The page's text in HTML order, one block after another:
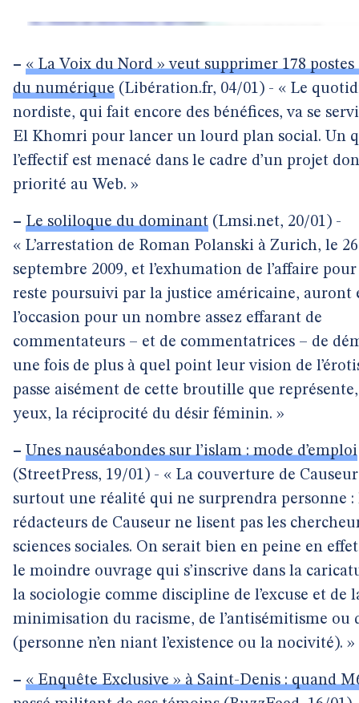
– « La Voix du Nord » veut supprimer 178 postes
du numérique (Libération.fr, 04/01) - « Le
nordiste, qui fait encore des bénéfices, va se
El Khomri pour lancer un lourd plan social. Un
l’effectif est menacé dans le cadre d’un projet
priorité au Web. »
– Le soliloque du dominant (Lmsi.net, 20/01) -
« L’arrestation de Roman Polanski à Zurich, le 26
septembre 2009, et l’exhumation de l’affaire
reste poursuivi par la justice américaine, auront
l’occasion pour un nombre assez effarant de
commentateurs – et de commentatrices – de
une fois de plus à quel point leur vision de
passe aisément de cette broutille que
yeux, la réciprocité du désir féminin. »
– Unes nauséabondes sur l’islam : mode d’emploi
(StreetPress, 19/01) - « La couverture de
surtout une réalité qui ne surprendra personne :
rédacteurs de Causeur ne lisent pas les
sciences sociales. On serait bien en peine en
le moindre ouvrage qui s’inscrive dans la
la sociologie comme discipline de l’excuse et de
minimisation du racisme, de l’antisémitisme ou
(personne n’en niant l’existence ou la nocivité). »
– « Enquête Exclusive » à Saint-Denis : quand